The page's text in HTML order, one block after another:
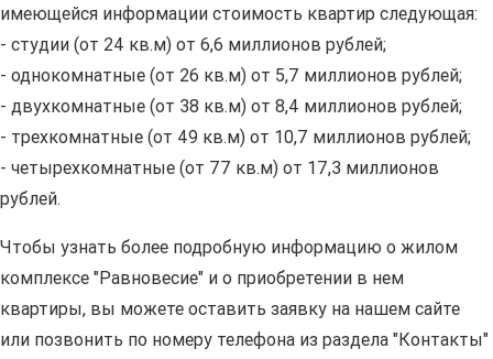
имеющейся информации стоимость квартир следующая:
- студии (от 24 кв.м) от 6,6 миллионов рублей;
- однокомнатные (от 26 кв.м) от 5,7 миллионов рублей;
- двухкомнатные (от 38 кв.м) от 8,4 миллионов рублей;
- трехкомнатные (от 49 кв.м) от 10,7 миллионов рублей;
- четырехкомнатные (от 77 кв.м) от 17,3 миллионов
рублей.
Чтобы узнать более подробную информацию о жилом
комплексе "Равновесие" и о приобретении в нем
квартиры, вы можете оставить заявку на нашем сайте
или позвонить по номеру телефона из раздела "Контакты"